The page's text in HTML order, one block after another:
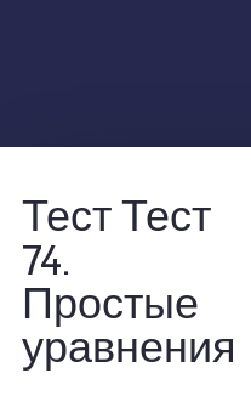
Тест Тест
74.
Простые
уравнения